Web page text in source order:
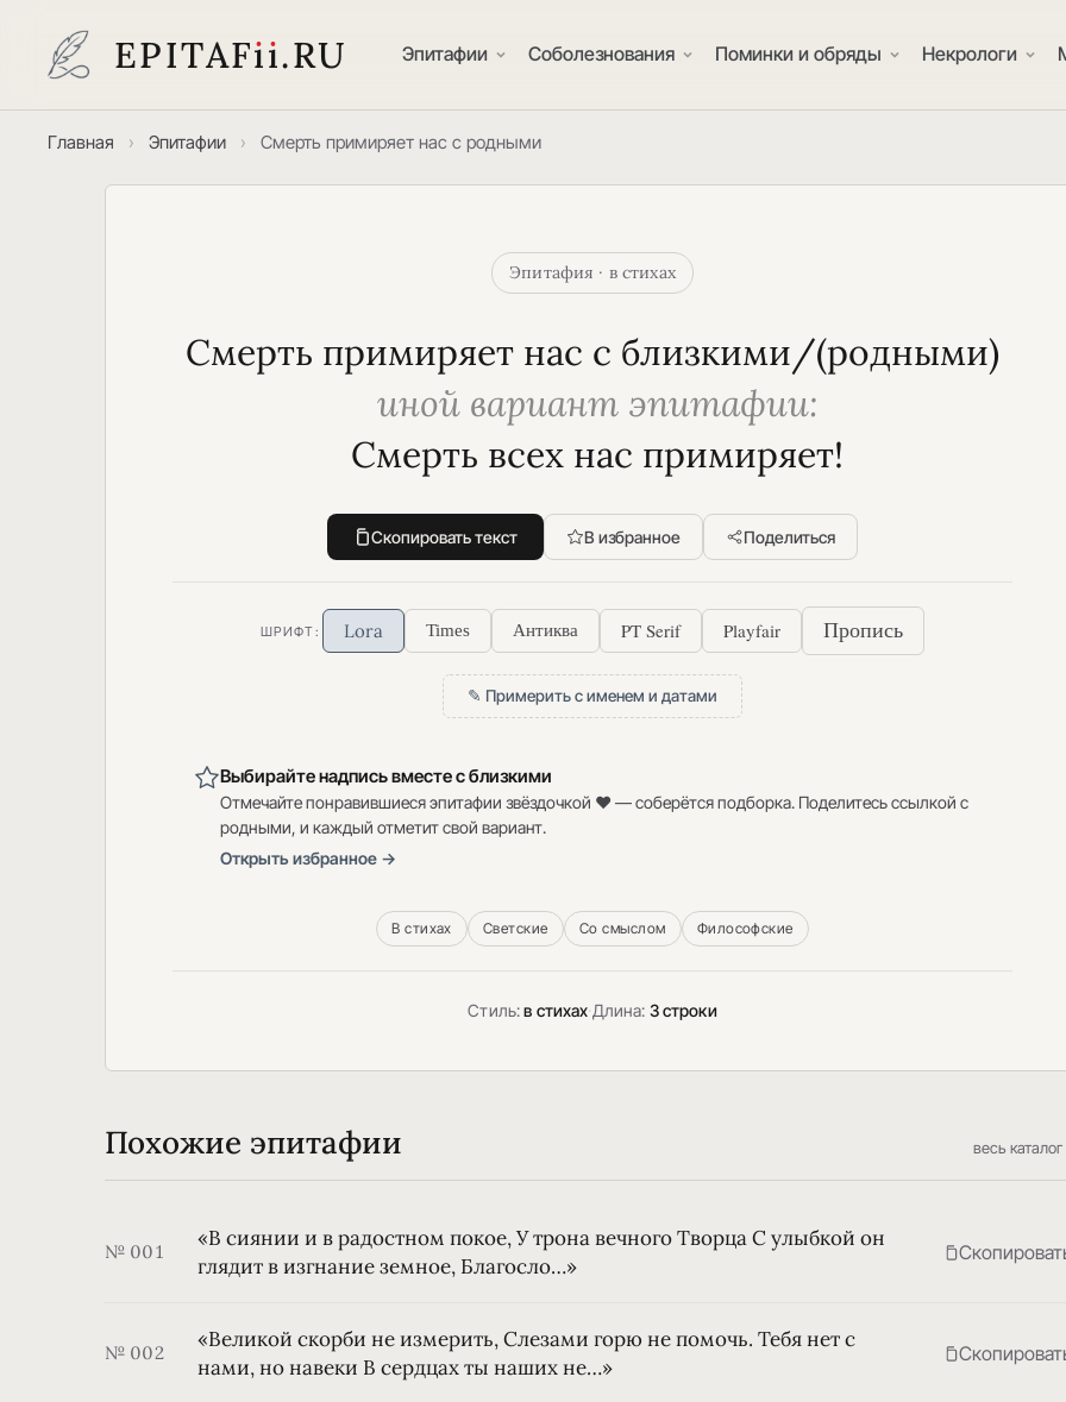
EPITAFii.RU Эпитафии Соболезнования Поминки и обряды Некрологи
Главная › Эпитафии › Смерть примиряет нас с родными
Эпитафия · в стихах
Смерть примиряет нас с близкими/(родными)
иной вариант эпитафии:
Смерть всех нас примиряет!
Скопировать текст В избранное Поделиться
ШРИФТ: Lora Times Антиква PT Serif Playfair Пропись
✎ Примерить с именем и датами
Выбирайте надпись вместе с близкими
Отмечайте понравившиеся эпитафии звёздочкой ♥ — соберётся подборка. Поделитесь ссылкой с
родными, и каждый отметит свой вариант.
Открыть избранное →
В стихах Светские Со смыслом Философские
Стиль:в стихах·Длина: 3 строки
Похожие эпитафии весь
№ 001
«В сиянии и в радостном покое, У трона вечного Творца С улыбкой он
глядит в изгнание земное, Благосло…»
№ 002
«Великой скорби не измерить, Слезами горю не помочь. Тебя нет с
нами, но навеки В сердцах ты наших не…»